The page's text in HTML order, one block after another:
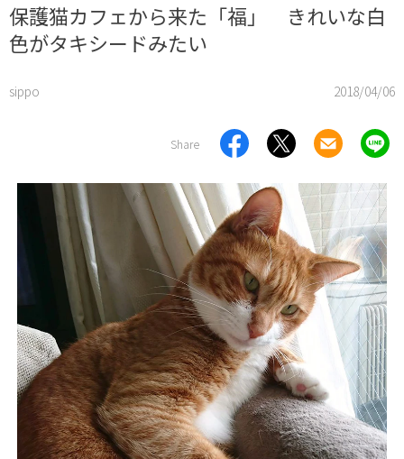
保護猫カフェから来た「福」 きれいな白
色がタキシードみたい
sippo 2018/04/06
Share